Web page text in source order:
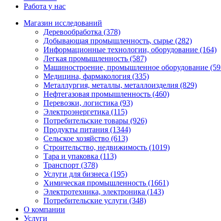
Работа у нас
Магазин исследований
Деревообработка (378)
Добывающая промышленность, сырье (282)
Информационные технологии, оборудование (164)
Легкая промышленность (587)
Машиностроение, промышленное оборудование
Медицина, фармакология (335)
Металлургия, металлы, металлоизделия (829)
Нефтегазовая промышленность (460)
Перевозки, логистика (93)
Электроэнергетика (115)
Потребительские товары (926)
Продукты питания (1344)
Сельское хозяйство (613)
Строительство, недвижимость (1019)
Тара и упаковка (113)
Транспорт (378)
Услуги для бизнеса (195)
Химическая промышленность (1661)
Электротехника, электроника (143)
Потребительские услуги (348)
О компании
Услуги